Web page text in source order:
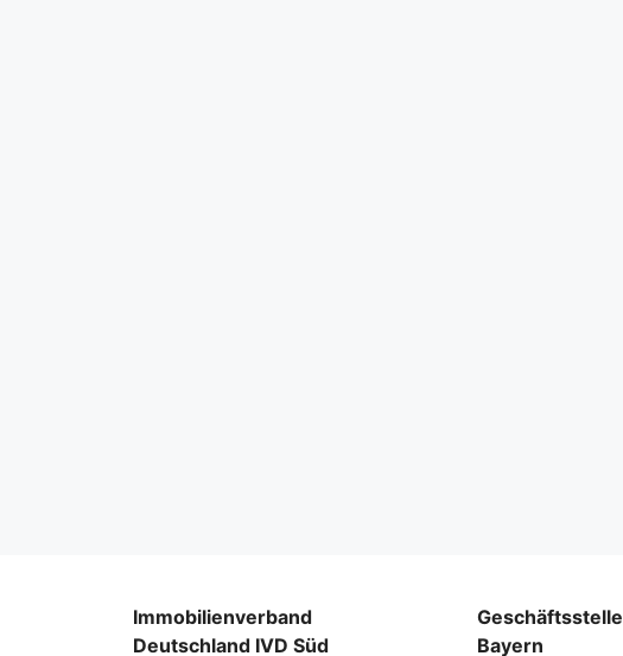
Immobilienverband
Deutschland IVD Süd
Geschäftsstelle
Bayern